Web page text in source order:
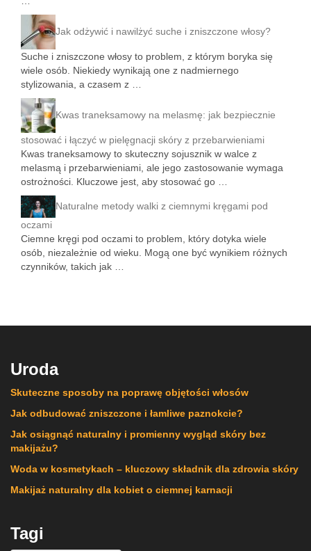
Jak odżywić i nawilżyć suche i zniszczone włosy?
Suche i zniszczone włosy to problem, z którym boryka się
wiele osób. Niekiedy wynikają one z nadmiernego
stylizowania, a czasem z …
Kwas traneksamowy na melasmę: jak bezpiecznie
stosować i łączyć w pielęgnacji skóry z przebarwieniami
Kwas traneksamowy to skuteczny sojusznik w walce z
melasmą i przebarwieniami, ale jego zastosowanie wymaga
ostrożności. Kluczowe jest, aby stosować go …
Naturalne metody walki z ciemnymi kręgami pod
oczami
Ciemne kręgi pod oczami to problem, który dotyka wiele
osób, niezależnie od wieku. Mogą one być wynikiem różnych
czynników, takich jak …
Uroda
Skuteczne sposoby na poprawę objętości włosów
Jak odbudować zniszczone i łamliwe paznokcie?
Jak osiągnąć naturalny i promienny wygląd skóry bez
makijażu?
Woda w kosmetykach – kluczowy składnik dla zdrowia skóry
Makijaż naturalny dla kobiet o ciemnej karnacji
Tagi